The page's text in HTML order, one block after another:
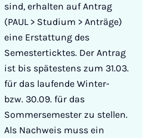
sind, erhalten auf Antrag
(PAUL > Studium > Anträge)
eine Erstattung des
Semesterticktes. Der Antrag
ist bis spätestens zum 31.03.
für das laufende Winter-
bzw. 30.09. für das
Sommersemester zu stellen.
Als Nachweis muss ein